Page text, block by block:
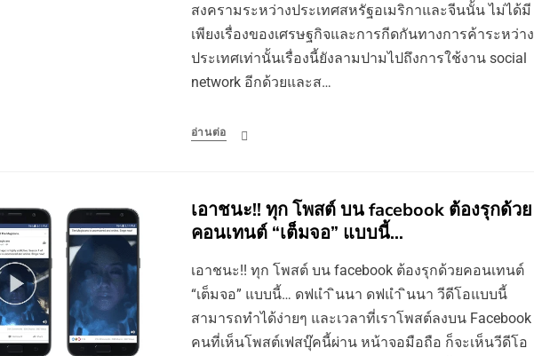
สงครามระหว่างประเทศสหรัฐอเมริกาและจีนนั้น ไม่ได้มี
เพียงเรื่องของเศรษฐกิจและการกีดกันทางการค้าระหว่าง
ประเทศเท่านั้นเรื่องนี้ยังลามปามไปถึงการใช้งาน social
network อีกด้วยและส…
อ่านต่อ
เอาชนะ!! ทุก โพสต์ บน facebook ต้องรุกด้วย
คอนเทนต์ “เต็มจอ” แบบนี้…
เอาชนะ!! ทุก โพสต์ บน facebook ต้องรุกด้วยคอนเทนต์
“เต็มจอ” แบบนี้… ดฟแํา ินนา ดฟแํา ินนา วีดีโอแบบนี้
สามารถทำได้ง่ายๆ และเวลาที่เราโพสต์ลงบน Facebook
คนที่เห็นโพสต์เฟสบุ๊คนี้ผ่าน หน้าจอมือถือ ก็จะเห็นวีดีโอ